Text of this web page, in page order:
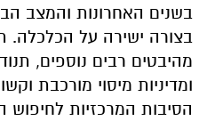
בשנים האחרונות והמצב
בצורה ישירה על הכלכלה.
מהיבטים רבים נוספים,
ומדיניות מיסוי מורכבת
הסיבות המרכזיות